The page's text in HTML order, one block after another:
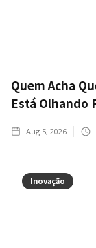
Quem Acha
Está Olhando
Aug 5, 2026
Inovação